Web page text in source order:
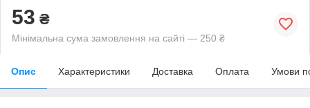
53 ₴
Мінімальна сума замовлення на сайті — 250 ₴
Опис Характеристики Доставка Оплата Умови